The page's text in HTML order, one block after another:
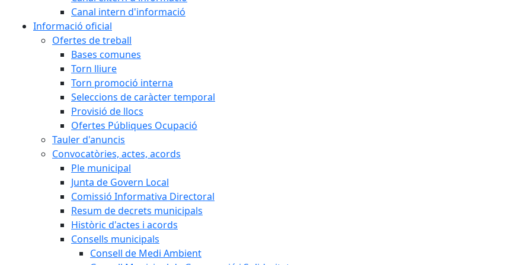
Canal intern d'informació
Informació oficial
Ofertes de treball
Bases comunes
Torn lliure
Torn promoció interna
Seleccions de caràcter temporal
Provisió de llocs
Ofertes Públiques Ocupació
Tauler d'anuncis
Convocatòries, actes, acords
Ple municipal
Junta de Govern Local
Comissió Informativa Directoral
Resum de decrets municipals
Històric d'actes i acords
Consells municipals
Consell de Medi Ambient